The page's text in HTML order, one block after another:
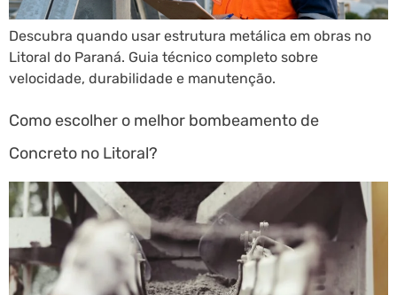
Descubra quando usar estrutura metálica em obras no
Litoral do Paraná. Guia técnico completo sobre
velocidade, durabilidade e manutenção.
Como escolher o melhor bombeamento de
Concreto no Litoral?